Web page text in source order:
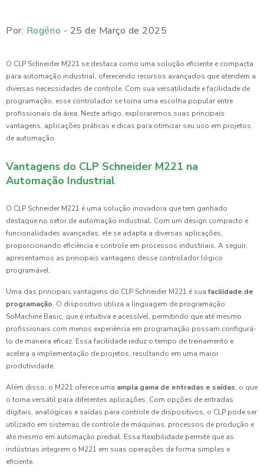
Por: Rogério - 25 de Março de 2025
O CLP Schneider M221 se destaca como uma solução eficiente e compacta
para automação industrial, oferecendo recursos avançados que atendem a
diversas necessidades de controle. Com sua versatilidade e facilidade de
programação, esse controlador se torna uma escolha popular entre
profissionais da área. Neste artigo, exploraremos suas principais
vantagens, aplicações práticas e dicas para otimizar seu uso em projetos
de automação.
Vantagens do CLP Schneider M221 na
Automação Industrial
O CLP Schneider M221 é uma solução inovadora que tem ganhado
destaque no setor de automação industrial. Com um design compacto e
funcionalidades avançadas, ele se adapta a diversas aplicações,
proporcionando eficiência e controle em processos industriais. A seguir,
apresentamos as principais vantagens desse controlador lógico
programável.
Uma das principais vantagens do CLP Schneider M221 é sua facilidade de
programação. O dispositivo utiliza a linguagem de programação
SoMachine Basic, que é intuitiva e acessível, permitindo que até mesmo
profissionais com menos experiência em programação possam configurá-
lo de maneira eficaz. Essa facilidade reduz o tempo de treinamento e
acelera a implementação de projetos, resultando em uma maior
produtividade.
Além disso, o M221 oferece uma ampla gama de entradas e saídas, o que
o torna versátil para diferentes aplicações. Com opções de entradas
digitais, analógicas e saídas para controle de dispositivos, o CLP pode ser
utilizado em sistemas de controle de máquinas, processos de produção e
até mesmo em automação predial. Essa flexibilidade permite que as
indústrias integrem o M221 em suas operações de forma simples e
eficiente.